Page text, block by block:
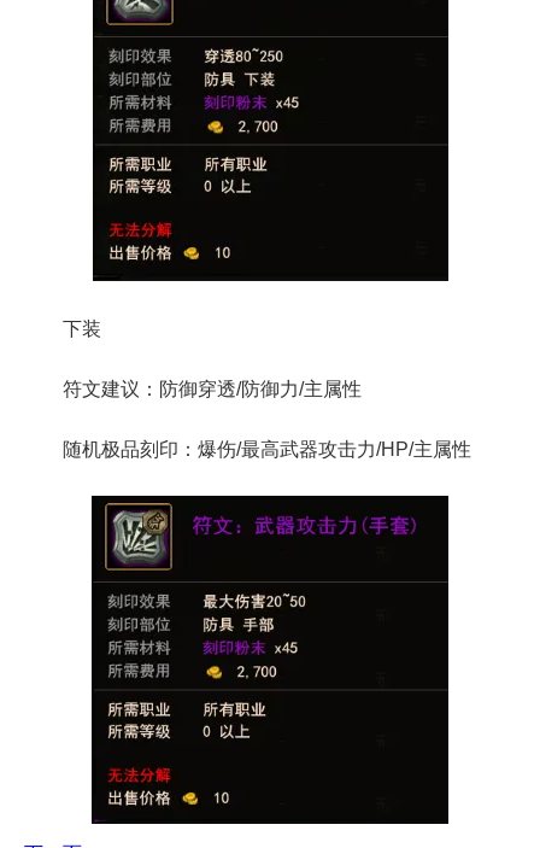
下装
符文建议：防御穿透/防御力/主属性
随机极品刻印：爆伤/最高武器攻击力/HP/主属性